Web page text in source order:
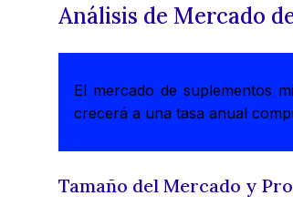
Análisis de Mercado
El mercado de suplementos
crecerá a una tasa anual
Tamaño del Mercado y